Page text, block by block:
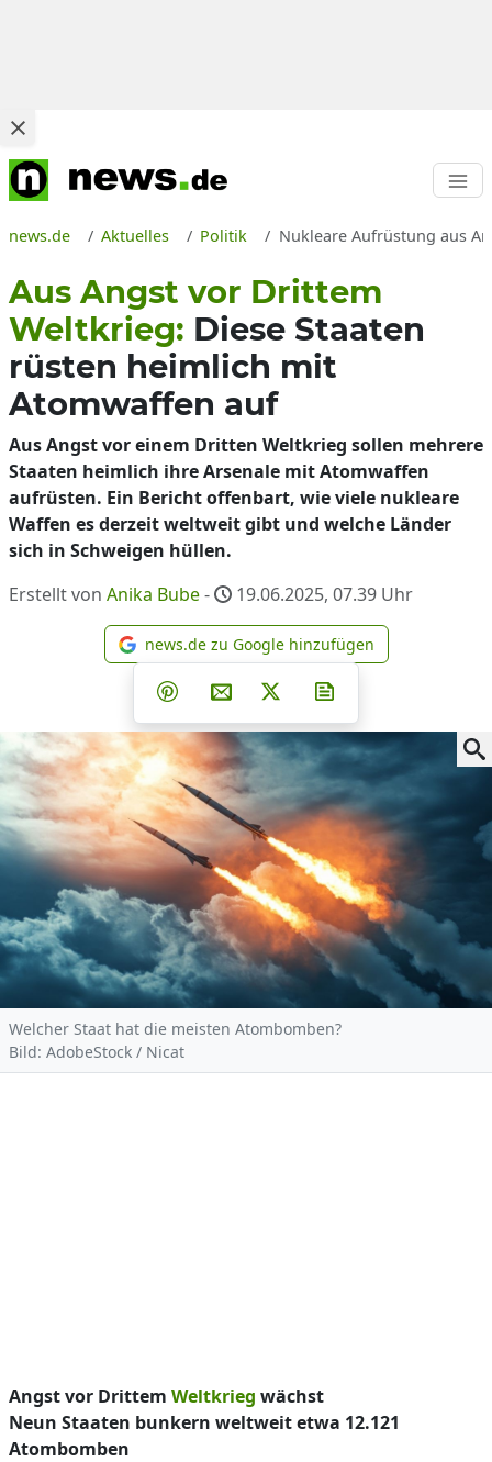
news.de Aktuelles Politik Nukleare Aufrüstung aus
Aus Angst vor Drittem
Weltkrieg: Diese Staaten
rüsten heimlich mit
Atomwaffen auf
Aus Angst vor einem Dritten Weltkrieg sollen mehrere
Staaten heimlich ihre Arsenale mit Atomwaffen
aufrüsten. Ein Bericht offenbart, wie viele nukleare
Waffen es derzeit weltweit gibt und welche Länder
sich in Schweigen hüllen.
Erstellt von Anika Bube- 19.06.2025, 07.39 Uhr
news.de zu Google
news.de zu Google hinzufügen
Teilen auf Facebook
Teilen auf Whatsapp
Teilen auf Telegram
Teilen auf Pinterest
Per E-Mail teilen
Post auf X
Welcher Staat hat die meisten Atombomben?
Bild: AdobeStock / Nicat
Angst vor Drittem Weltkrieg wächst
Neun Staaten bunkern weltweit etwa 12.121
Atombomben